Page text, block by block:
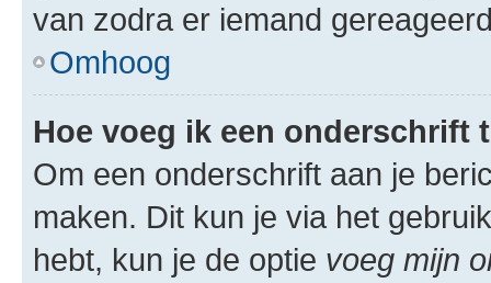
van zodra er iemand
Omhoog
Hoe voeg ik een onderschrift
Om een onderschrift aan je
maken. Dit kun je via het
hebt, kun je de optie voeg mijn